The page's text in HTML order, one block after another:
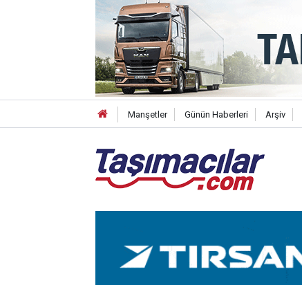
Manşetler Günün Haberleri Arşiv